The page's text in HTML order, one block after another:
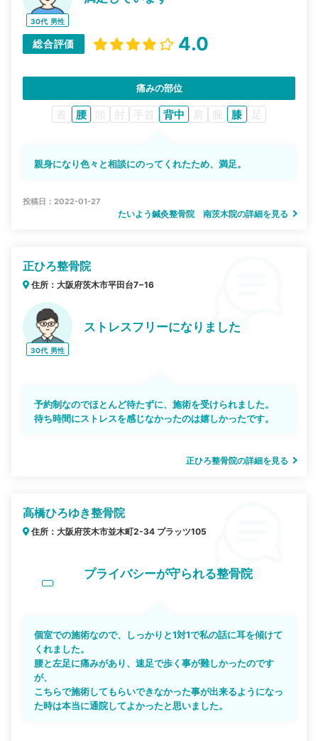
30代 男性
総合評価 4.0
痛みの部位
首 腰 頭 肘 手首 背中 肩 腕 膝 足
親身になり色々と相談にのってくれたため、満足。
投稿日：2022-01-27
たいよう鍼灸整骨院 南茨木院の詳細を見る
正ひろ整骨院
住所：大阪府茨木市平田台7−16
30代 男性
ストレスフリーになりました
予約制なのでほとんど待たずに、施術を受けられました。
待ち時間にストレスを感じなかったのは嬉しかったです。
正ひろ整骨院の詳細を見る
高橋ひろゆき整骨院
住所：大阪府茨木市並木町2-34 プラッツ105
プライバシーが守られる整骨院
個室での施術なので、しっかりと1対1で私の話に耳を傾けて
くれました。
腰と左足に痛みがあり、速足で歩く事が難しかったのです
が、
こちらで施術してもらいできなかった事が出来るようになっ
た時は本当に通院してよかったと思いました。